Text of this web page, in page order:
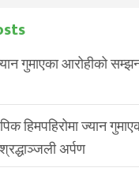
गुमाएका आरोहीको
हिमपहिरोमा ज्यान
अर्पण